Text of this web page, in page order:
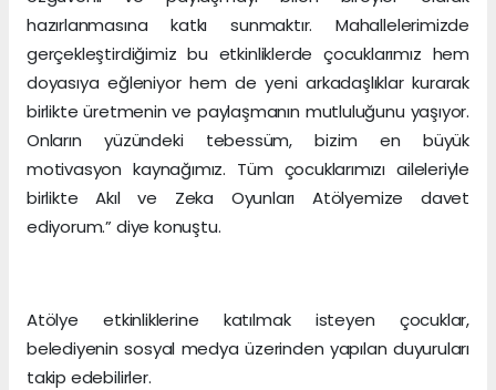
hazırlanmasına katkı sunmaktır. Mahallelerimizde
gerçekleştirdiğimiz bu etkinliklerde çocuklarımız hem
doyasıya eğleniyor hem de yeni arkadaşlıklar kurarak
birlikte üretmenin ve paylaşmanın mutluluğunu yaşıyor.
Onların yüzündeki tebessüm, bizim en büyük
motivasyon kaynağımız. Tüm çocuklarımızı aileleriyle
birlikte Akıl ve Zeka Oyunları Atölyemize davet
ediyorum.” diye konuştu.
Atölye etkinliklerine katılmak isteyen çocuklar,
belediyenin sosyal medya üzerinden yapılan duyuruları
takip edebilirler.